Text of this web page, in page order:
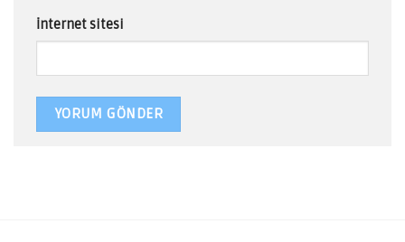
İnternet sitesi